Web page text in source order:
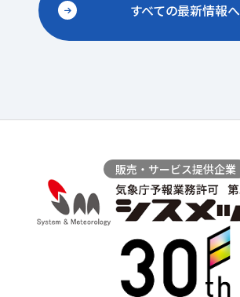
すべての最新情報へ
販売・サービス提供企業